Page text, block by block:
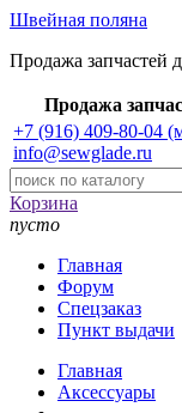
Швейная поляна
Продажа
Продажа
+7 (916) 409-80-04
info@sewglade.ru
Корзина
пусто
Главная
Форум
Спецзаказ
Пункт выдачи
Главная
Аксессуары